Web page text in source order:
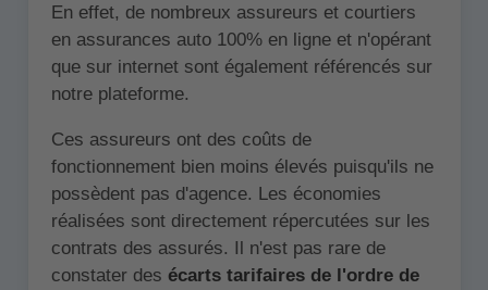
En effet, de nombreux assureurs et courtiers
en assurances auto 100% en ligne et n'opérant
que sur internet sont également référencés sur
notre plateforme.
Ces assureurs ont des coûts de
fonctionnement bien moins élevés puisqu'ils ne
possèdent pas d'agence. Les économies
réalisées sont directement répercutées sur les
contrats des assurés. Il n'est pas rare de
constater des écarts tarifaires de l'ordre de